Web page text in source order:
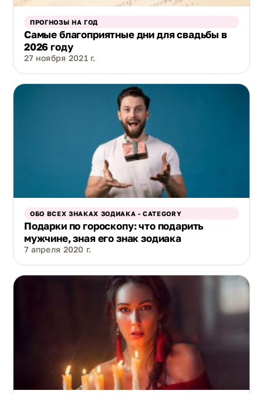
ПРОГНОЗЫ НА ГОД
Самые благоприятные дни для свадьбы в
2026 году
27 ноября 2021 г.
ОБО ВСЕХ ЗНАКАХ ЗОДИАКА - CATEGORY
Подарки по гороскопу: что подарить
мужчине, зная его знак зодиака
7 апреля 2020 г.